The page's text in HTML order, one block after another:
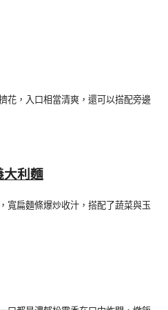
花，入口相當清爽，還可以搭配旁邊
大利麵
寬扁麵條爆炒收汁，搭配了蔬菜與玉